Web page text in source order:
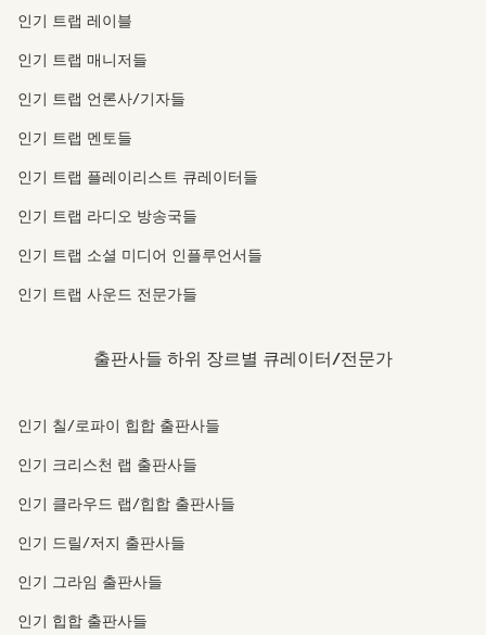
인기 트랩 레이블
인기 트랩 매니저들
인기 트랩 언론사/기자들
인기 트랩 멘토들
인기 트랩 플레이리스트 큐레이터들
인기 트랩 라디오 방송국들
인기 트랩 소셜 미디어 인플루언서들
인기 트랩 사운드 전문가들
출판사들 하위 장르별 큐레이터/전문가
인기 칠/로파이 힙합 출판사들
인기 크리스천 랩 출판사들
인기 클라우드 랩/힙합 출판사들
인기 드릴/저지 출판사들
인기 그라임 출판사들
인기 힙합 출판사들